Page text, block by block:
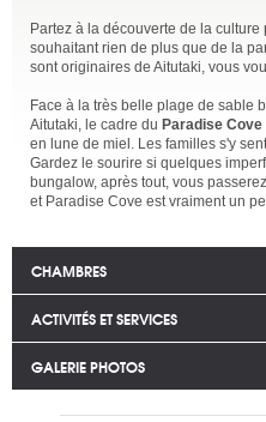
Partez à la découverte de la
souhaitant rien de plus que de la
sont originaires de Aitutaki, vous
Face à la très belle plage de sable
Aitutaki, le cadre du Paradise Cove
en lune de miel. Les familles s'y
Gardez le sourire si quelques
bungalow, après tout, vous
et Paradise Cove est vraiment un
CHAMBRES
ACTIVITÉS ET SERVICES
GALERIE PHOTOS